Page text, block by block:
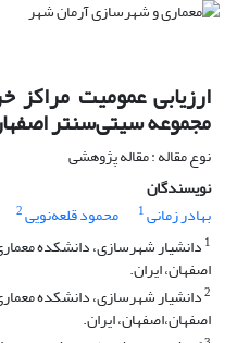
ارزیابی عمومیت مراکز
مجموعه سیتی‌سنتر
نوع مقاله : مقاله پژوهشی
نویسندگان
بهادر زمانی1 محمود قلعه‌نویی2
1 دانشیار شهرسازی، دانشکده
اصفهان، ایران.
2دانشیار شهرسازی، دانشکده
اصفهان،اصفهان، ایران.